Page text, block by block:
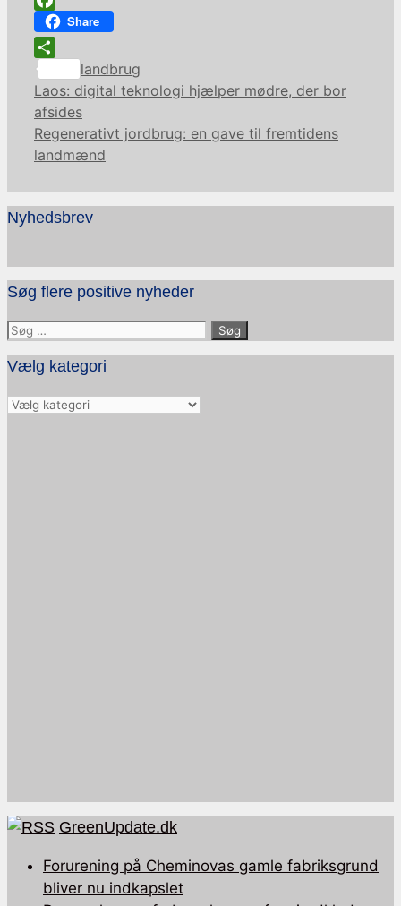
Facebook
Share
Share
Kategorier
landbrug
Laos: digital teknologi hjælper mødre, der bor
afsides
Regenerativt jordbrug: en gave til fremtidens
landmænd
Nyhedsbrev
Søg flere positive nyheder
Søg
efter:
Vælg kategori
Vælg
GreenUpdate.dk
Forurening på Cheminovas gamle fabriksgrund
bliver nu indkapslet